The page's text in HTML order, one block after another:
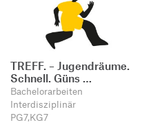
TREFF. – Jugendräume.
Schnell. Güns …
Bachelorarbeiten
Interdisziplinär
PG7,KG7